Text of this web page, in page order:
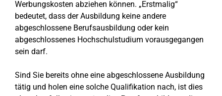
Werbungskosten abziehen können. „Erstmalig“
bedeutet, dass der Ausbildung keine andere
abgeschlossene Berufsausbildung oder kein
abgeschlossenes Hochschulstudium vorausgegangen
sein darf.
Sind Sie bereits ohne eine abgeschlossene Ausbildung
tätig und holen eine solche Qualifikation nach, ist dies